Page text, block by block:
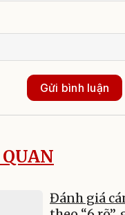
Gửi bình luận
Đánh giá